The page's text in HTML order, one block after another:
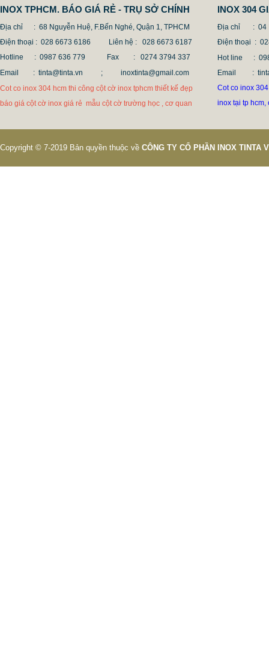
INOX TPHCM. BÁO GIÁ RẺ - TRỤ SỞ CHÍNH
Địa chỉ : 68 Nguyễn Huệ, F.Bến Nghé, Quận 1, TPHCM
Điện thoại : 028 6673 6186
Liên hệ : 028 6673 6187
Hotline : 0987 636 779 Fax
: 0274 3794 337
Email : tinta@tinta.vn ;
inoxtinta@gmail.com
Cot co inox 304 hcm thi công cột cờ inox tphcm thiết kế đẹp
báo giá cột cờ inox giá rẻ mẫu cột cờ trường học , cơ quan
INOX 304
Địa chỉ
: 04
Điện thoại :
Hot line
:
Email
:
Cot co inox
inox tại tp
Copyright © 7-2019 Bản quyền thuộc về CÔNG TY CỔ PHẦN INOX TINTA